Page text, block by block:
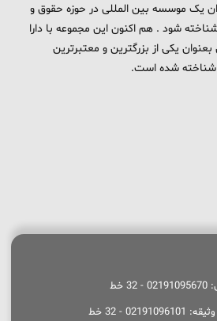
یک موسسه بین المللی در حوزه حقوق و
شود . هم اکنون این مجموعه با دارا
از 360 وکیل بعنوان یکی از بزرگترین و معتبرترین
شده است.
- 32 خط